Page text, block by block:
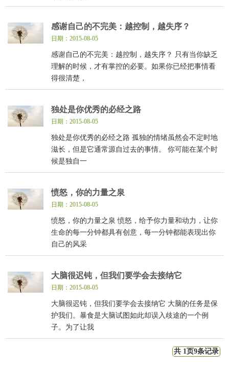
感谢自己的不完美：越控制，越失序？
日期：2015-08-05
感谢自己的不完美：越控制，越失序？ 只有当你缺乏
理解的时候，才有掌控的必要。如果你已经把事情看
得很清楚，
独处是你优秀的必经之路
日期：2015-08-05
独处是你优秀的必经之路 孤独的情绪虽然会不定时地
滋长，但是它通常源自过去的事情。 你可能在某个时
候是独自一
愤怒，你的力量之泉
日期：2015-08-05
愤怒，你的力量之泉 愤怒，给予你力量和动力，让你
生命的每一分钟都具有创意，每一分钟都能表现出你
自己的风采
大脑很迟钝，但我们要学会去接纳它
日期：2015-08-05
大脑很迟钝，但我们要学会去接纳它 大脑的任务是保
护我们。暴食是大脑试图如此却误入歧途的一个例
子。为了让我
共 1页9条记录